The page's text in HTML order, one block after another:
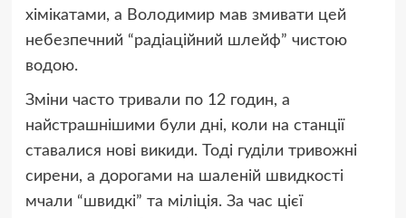
хімікатами, а Володимир мав змивати цей
небезпечний “радіаційний шлейф” чистою
водою.
Зміни часто тривали по 12 годин, а
найстрашнішими були дні, коли на станції
ставалися нові викиди. Тоді гуділи тривожні
сирени, а дорогами на шаленій швидкості
мчали “швидкі” та міліція. За час цієї